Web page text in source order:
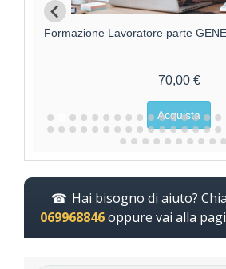
Formazione Lavoratore parte
70,00 €
Acquista
Hai bisogno di aiuto?
069968846oppure vai alla